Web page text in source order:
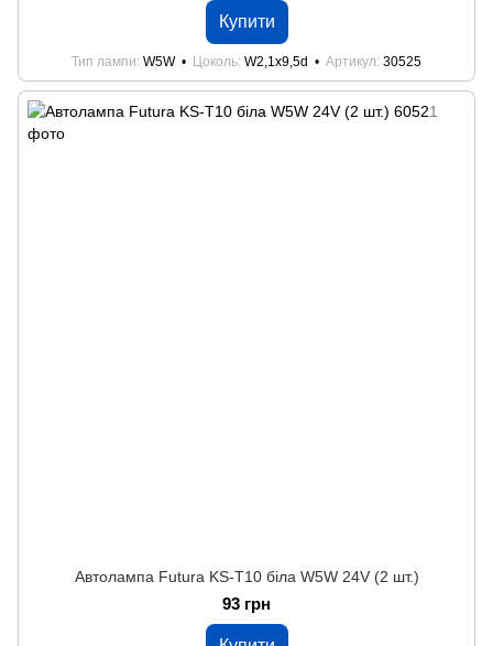
Купити
Тип лампи W5W Цоколь W2,1x9,5d Артикул 30525
Автолампа Futura KS-Т10 біла W5W 24V (2 шт.)
93 грн